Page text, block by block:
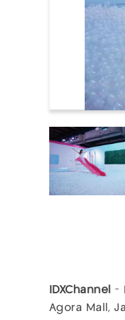
IDXChannel -
Agora Mall,